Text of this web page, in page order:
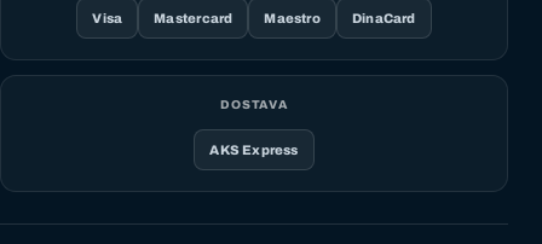
Visa Mastercard Maestro DinaCard
DOSTAVA
AKS Express